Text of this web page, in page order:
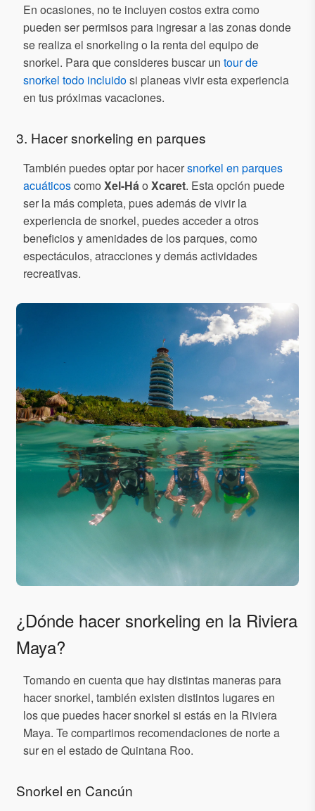
En ocasiones, no te incluyen costos extra como
pueden ser permisos para ingresar a las zonas donde
se realiza el snorkeling o la renta del equipo de
snorkel. Para que consideres buscar un tour de
snorkel todo incluidosi planeas vivir esta experiencia
en tus próximas vacaciones.
3. Hacer snorkeling en parques
También puedes optar por hacersnorkel en parques
acuáticoscomo Xel-Háo Xcaret. Esta opción puede
ser la más completa, pues además de vivir la
experiencia de snorkel, puedes acceder a otros
beneficios y amenidades de los parques, como
espectáculos, atracciones y demás actividades
recreativas.
¿Dónde hacer snorkeling en la Riviera
Maya?
Tomando en cuenta que hay distintas maneras para
hacer snorkel, también existen distintos lugares en
los que puedes hacer snorkel si estás en la Riviera
Maya. Te compartimos recomendaciones de norte a
sur en el estado de Quintana Roo.
Snorkel en Cancún